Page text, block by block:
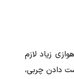
زیاد لازم
دادن چربی،